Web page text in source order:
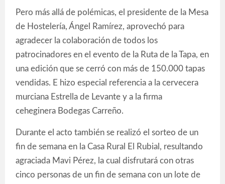
Pero más allá de polémicas, el presidente de la Mesa
de Hostelería, Ángel Ramírez, aprovechó para
agradecer la colaboración de todos los
patrocinadores en el evento de la Ruta de la Tapa, en
una edición que se cerró con más de 150.000 tapas
vendidas. E hizo especial referencia a la cervecera
murciana Estrella de Levante y a la firma
ceheginera Bodegas Carreño.
Durante el acto también se realizó el sorteo de un
fin de semana en la Casa Rural El Rubial, resultando
agraciada Mavi Pérez, la cual disfrutará con otras
cinco personas de un fin de semana con un lote de